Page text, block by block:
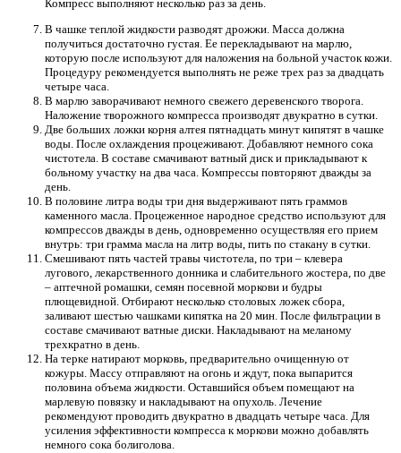
Компресс выполняют несколько раз за день.
В чашке теплой жидкости разводят дрожжи. Масса должна
получиться достаточно густая. Ее перекладывают на марлю,
которую после используют для наложения на больной участок кожи.
Процедуру рекомендуется выполнять не реже трех раз за двадцать
четыре часа.
В марлю заворачивают немного свежего деревенского творога.
Наложение творожного компресса производят двукратно в сутки.
Две больших ложки корня алтея пятнадцать минут кипятят в чашке
воды. После охлаждения процеживают. Добавляют немного сока
чистотела. В составе смачивают ватный диск и прикладывают к
больному участку на два часа. Компрессы повторяют дважды за
день.
В половине литра воды три дня выдерживают пять граммов
каменного масла. Процеженное народное средство используют для
компрессов дважды в день, одновременно осуществляя его прием
внутрь: три грамма масла на литр воды, пить по стакану в сутки.
Смешивают пять частей травы чистотела, по три – клевера
лугового, лекарственного донника и слабительного жостера, по две
– аптечной ромашки, семян посевной моркови и будры
плющевидной. Отбирают несколько столовых ложек сбора,
заливают шестью чашками кипятка на 20 мин. После фильтрации в
составе смачивают ватные диски. Накладывают на меланому
трехкратно в день.
На терке натирают морковь, предварительно очищенную от
кожуры. Массу отправляют на огонь и ждут, пока выпарится
половина объема жидкости. Оставшийся объем помещают на
марлевую повязку и накладывают на опухоль. Лечение
рекомендуют проводить двукратно в двадцать четыре часа. Для
усиления эффективности компресса к моркови можно добавлять
немного сока болиголова.